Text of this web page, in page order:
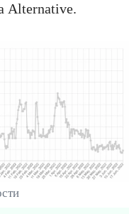
Alternative.